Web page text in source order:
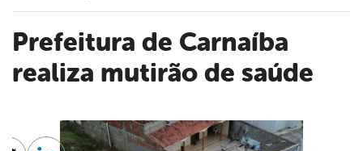
Prefeitura de Carnaíba
realiza mutirão de saúde